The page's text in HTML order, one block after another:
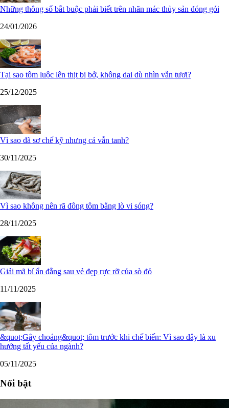
Những thông số bắt buộc phải biết trên nhãn mác thủy sản đóng gói
24/01/2026
Tại sao tôm luộc lên thịt bị bở, không dai dù nhìn vẫn tươi?
25/12/2025
Vì sao đã sơ chế kỹ nhưng cá vẫn tanh?
30/11/2025
Vì sao không nên rã đông tôm bằng lò vi sóng?
28/11/2025
Giải mã bí ẩn đằng sau vẻ đẹp rực rỡ của sò đỏ
11/11/2025
&quot;Gây choáng&quot; tôm trước khi chế biến: Vì sao đây là xu
hướng tất yếu của ngành?
05/11/2025
Nổi bật